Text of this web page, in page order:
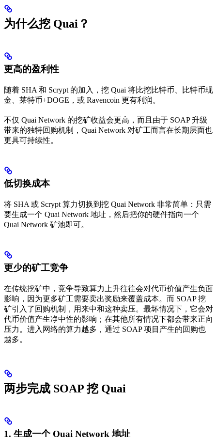
为什么挖 Quai？
更高的盈利性
随着 SHA 和 Scrypt 的加入，挖 Quai 将比挖比特币、比特币现
金、莱特币+DOGE，或 Ravencoin 更有利润。
不仅 Quai Network 的挖矿收益会更高，而且由于 SOAP 升级
带来的独特回购机制，Quai Network 对矿工而言在长期层面也
更具可持续性。
低切换成本
将 SHA 或 Scrypt 算力切换到挖 Quai Network 非常简单：只需
要生成一个 Quai Network 地址，然后把你的硬件指向一个
Quai Network 矿池即可。
更少的矿工竞争
在传统挖矿中，竞争导致算力上升往往会对代币价值产生负面
影响，因为更多矿工需要卖出奖励来覆盖成本。而 SOAP 挖
矿引入了回购机制，用来中和这种卖压。最坏情况下，它会对
代币价值产生净中性的影响；在其他所有情况下都会带来正向
压力。进入网络的算力越多，通过 SOAP 项目产生的回购也
越多。
两步完成 SOAP 挖 Quai
1. 生成一个 Quai Network 地址